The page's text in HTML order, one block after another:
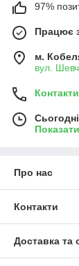
97%
Працює
м.
вул.
Контакти
Про нас
Контакти
Доставка та